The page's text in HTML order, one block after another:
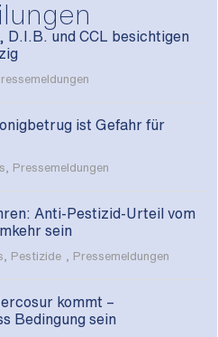
D.I.B. und CCL besichtigen
ist Gefahr für
Pressemeldungen
Anti-Pestizid-Urteil vom
sein
Pestizide Pressemeldungen
kommt –
Bedingung sein